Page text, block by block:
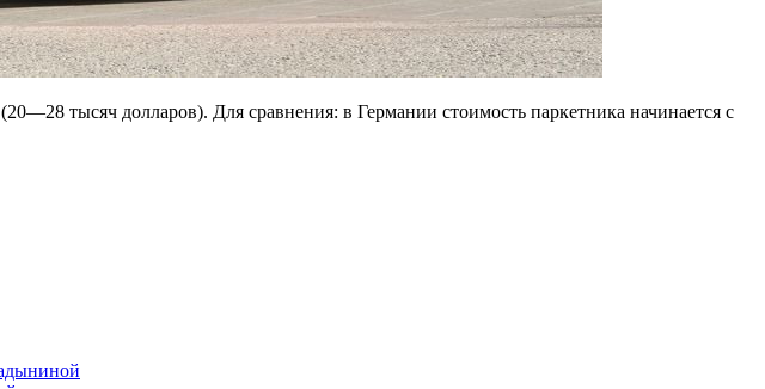
тысяч долларов). Для сравнения: в Германии стоимость паркетника начинается c